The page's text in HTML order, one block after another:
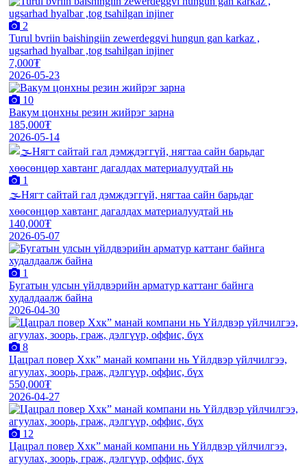
2
Turul bvriin baishingiin zewerdeggvi hungun gan karkaz ,
ugsarhad hyalbar ,tog tsahilgan injiner
7,000₮
2026-05-23
10
Вакум цонхны резин жийрэг зарна
185,000₮
2026-05-14
1
🌫️Нягт сайтай гал дэмждэггүй, нягтаа сайн барьдаг
хөөсөнцөр хавтанг дагалдах материалуудтай нь
140,000₮
2026-05-07
1
Бугатын улсын үйлдвэрийн арматур каттанг байнга
худалдаалж байна
2026-04-30
8
Цацрал повер Ххк” манай компани нь Үйлдвэр үйлчилгээ,
агуулах, зоорь, граж, дэлгүүр, оффис, бүх
550,000₮
2026-04-27
12
Цацрал повер Ххк” манай компани нь Үйлдвэр үйлчилгээ,
агуулах, зоорь, граж, дэлгүүр, оффис, бүх